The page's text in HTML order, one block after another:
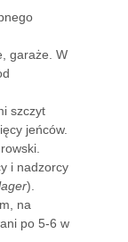
garaże. W
szczyt
jeńców.
i nadzorcy
).
na
po 5-6 w